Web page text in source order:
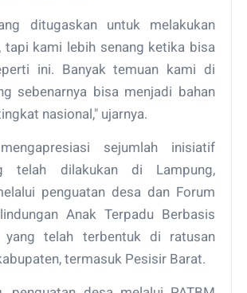
ditugaskan untuk melakukan
tapi kami lebih senang ketika bisa
ini. Banyak temuan kami di
sebenarnya bisa menjadi bahan
nasional," ujarnya.
sejumlah inisiatif
telah dilakukan di Lampung,
penguatan desa dan Forum
Anak Terpadu Berbasis
yang telah terbentuk di ratusan
termasuk Pesisir Barat.